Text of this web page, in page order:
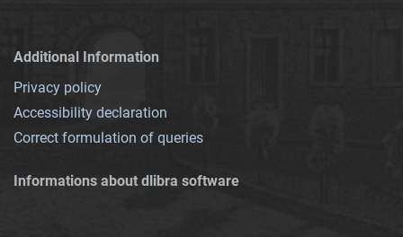
Additional Information
Privacy policy
Accessibility declaration
Correct formulation of queries
Informations about dlibra software